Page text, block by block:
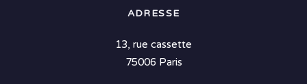
ADRESSE
13, rue cassette
75006 Paris